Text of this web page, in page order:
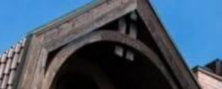
Sommerangebot
Winterangebot
Freizeit&Sport
Multimediaraum